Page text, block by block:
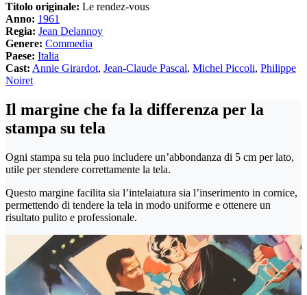
Titolo originale: Le rendez-vous
Anno: 1961
Regia: Jean Delannoy
Genere: Commedia
Paese: Italia
Cast: Annie Girardot, Jean-Claude Pascal, Michel Piccoli, Philippe
Noiret
Il margine che fa la differenza per la
stampa su tela
Ogni stampa su tela puo includere un’abbondanza di 5 cm per lato,
utile per stendere correttamente la tela.
Questo margine facilita sia l’intelaiatura sia l’inserimento in cornice,
permettendo di tendere la tela in modo uniforme e ottenere un
risultato pulito e professionale.